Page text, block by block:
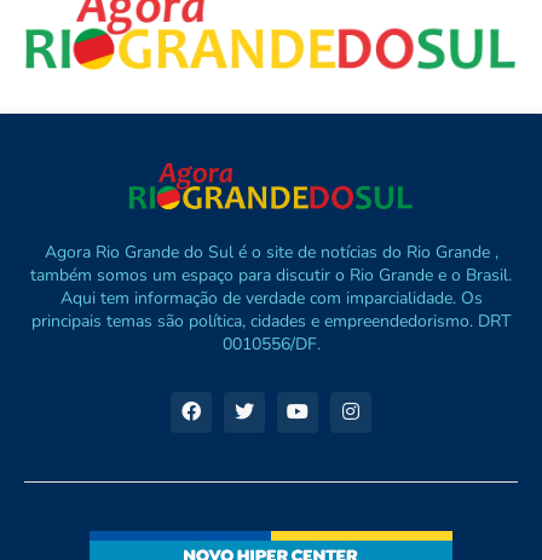
Agora Rio Grande do Sul é o site de notícias do Rio Grande ,
também somos um espaço para discutir o Rio Grande e o Brasil.
Aqui tem informação de verdade com imparcialidade. Os
principais temas são política, cidades e empreendedorismo. DRT
0010556/DF.